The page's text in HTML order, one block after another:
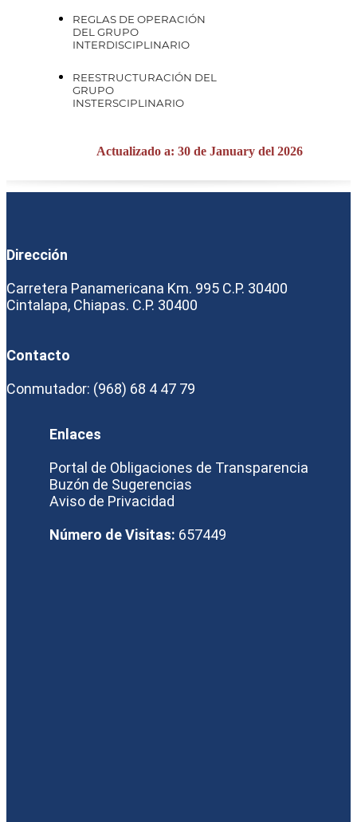
REGLAS DE OPERACIÓN
DEL GRUPO
INTERDISCIPLINARIO
REESTRUCTURACIÓN DEL
GRUPO
INSTERSCIPLINARIO
Actualizado a: 30 de January del 2026
Dirección
Carretera Panamericana Km. 995 C.P. 30400
Cintalapa, Chiapas. C.P. 30400
Contacto
Conmutador: (968) 68 4 47 79
Enlaces
Portal de Obligaciones de Transparencia
Buzón de Sugerencias
Aviso de Privacidad
Número de Visitas: 657449